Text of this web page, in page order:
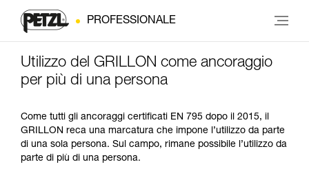
PROFESSIONALE
Utilizzo del GRILLON come ancoraggio
per più di una persona
Come tutti gli ancoraggi certificati EN 795 dopo il 2015, il
GRILLON reca una marcatura che impone l’utilizzo da parte
di una sola persona. Sul campo, rimane possibile l’utilizzo da
parte di più di una persona.